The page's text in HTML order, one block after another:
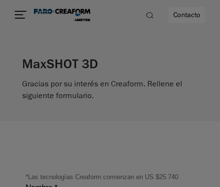
Contacto
MaxSHOT 3D
Gracias por su interés en Creaform. Rellene el
siguiente formulario.